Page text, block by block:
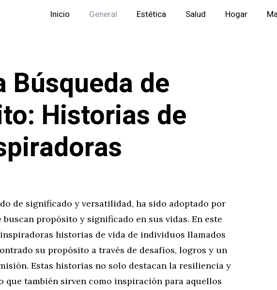
Inicio General Estética Salud Hogar
Búsqueda de
Historias de
de significado y versatilidad, ha sido adoptado por
buscan propósito y significado en sus vidas. En este
historias de vida de individuos llamados
su propósito a través de desafíos, logros y un
Estas historias no solo destacan la resiliencia y
que también sirven como inspiración para aquellos